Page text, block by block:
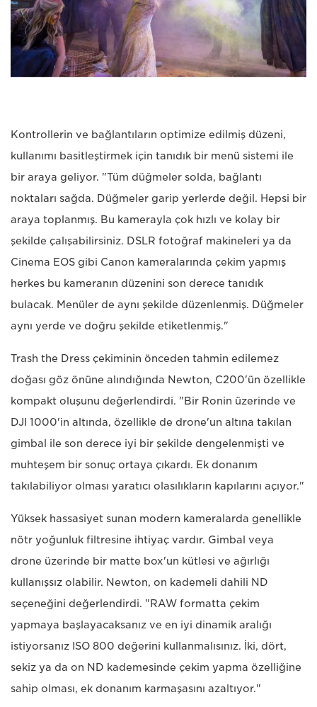
Kontrollerin ve bağlantıların optimize edilmiş düzeni,
kullanımı basitleştirmek için tanıdık bir menü sistemi ile
bir araya geliyor. "Tüm düğmeler solda, bağlantı
noktaları sağda. Düğmeler garip yerlerde değil. Hepsi bir
araya toplanmış. Bu kamerayla çok hızlı ve kolay bir
şekilde çalışabilirsiniz. DSLR fotoğraf makineleri ya da
Cinema EOS gibi Canon kameralarında çekim yapmış
herkes bu kameranın düzenini son derece tanıdık
bulacak. Menüler de aynı şekilde düzenlenmiş. Düğmeler
aynı yerde ve doğru şekilde etiketlenmiş."
Trash the Dress çekiminin önceden tahmin edilemez
doğası göz önüne alındığında Newton, C200'ün özellikle
kompakt oluşunu değerlendirdi. "Bir Ronin üzerinde ve
DJI 1000'in altında, özellikle de drone'un altına takılan
gimbal ile son derece iyi bir şekilde dengelenmişti ve
muhteşem bir sonuç ortaya çıkardı. Ek donanım
takılabiliyor olması yaratıcı olasılıkların kapılarını açıyor."
Yüksek hassasiyet sunan modern kameralarda genellikle
nötr yoğunluk filtresine ihtiyaç vardır. Gimbal veya
drone üzerinde bir matte box'un kütlesi ve ağırlığı
kullanışsız olabilir. Newton, on kademeli dahili ND
seçeneğini değerlendirdi. "RAW formatta çekim
yapmaya başlayacaksanız ve en iyi dinamik aralığı
istiyorsanız ISO 800 değerini kullanmalısınız. İki, dört,
sekiz ya da on ND kademesinde çekim yapma özelliğine
sahip olması, ek donanım karmaşasını azaltıyor."